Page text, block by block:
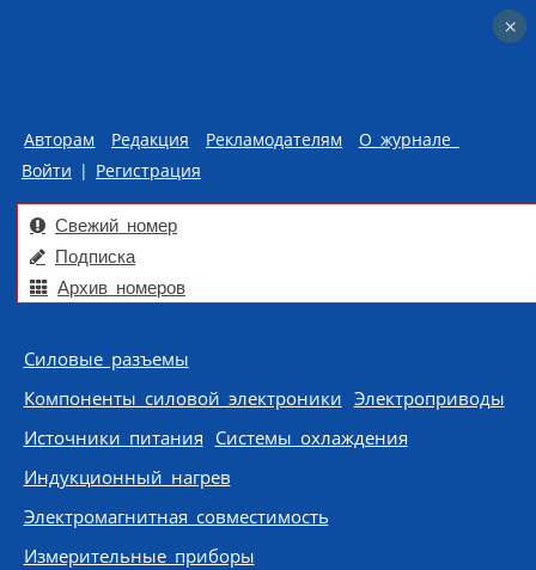
Авторам Редакция Рекламодателям
О журнале
Войти | Регистрация
Свежий номер
Подписка
Архив номеров
Skip to content
Силовые разъемы
Компоненты силовой электроники Электроприводы
Источники питания Системы охлаждения
Индукционный нагрев
Электромагнитная совместимость
Измерительные приборы
×
×